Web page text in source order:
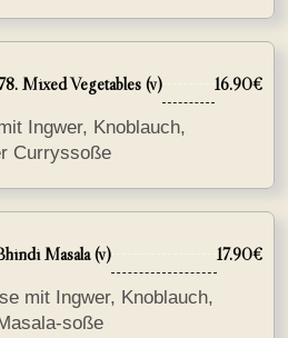
Mixed Vegetables (v) 16.90€
Ingwer, Knoblauch,
Curryssoße
Masala (v) 17.90€
mit Ingwer, Knoblauch,
soße